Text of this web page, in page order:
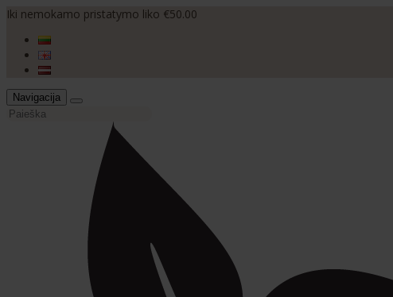
Iki nemokamo pristatymo liko €50.00
Navigacija